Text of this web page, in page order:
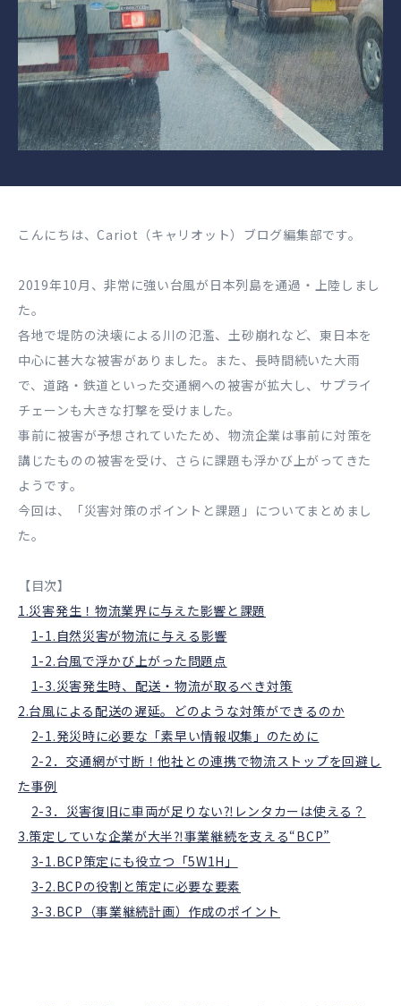
こんにちは、Cariot（キャリオット）ブログ編集部です。
2019年10月、非常に強い台風が日本列島を通過・上陸しまし
た。
各地で堤防の決壊による川の氾濫、土砂崩れなど、東日本を
中心に甚大な被害がありました。また、長時間続いた大雨
で、道路・鉄道といった交通網への被害が拡大し、サプライ
チェーンも大きな打撃を受けました。
事前に被害が予想されていたため、物流企業は事前に対策を
講じたものの被害を受け、さらに課題も浮かび上がってきた
ようです。
今回は、「災害対策のポイントと課題」についてまとめまし
た。
【目次】
1.災害発生！物流業界に与えた影響と課題
1-1.自然災害が物流に与える影響
1-2.台風で浮かび上がった問題点
1-3.災害発生時、配送・物流が取るべき対策
2.台風による配送の遅延。どのような対策ができるのか
2-1.発災時に必要な「素早い情報収集」のために
2-2．交通網が寸断！他社との連携で物流ストップを回避し
た事例
2-3．災害復旧に車両が足りない⁈レンタカーは使える？
3.策定していな企業が大半⁈事業継続を支える“BCP”
3-1.BCP策定にも役立つ「5W1H」
3-2.BCPの役割と策定に必要な要素
3-3.BCP（事業継続計画）作成のポイント